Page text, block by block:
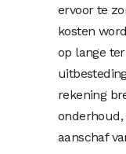
ervoor te
kosten
op lange
rekening
onderhoud,
aanschaf